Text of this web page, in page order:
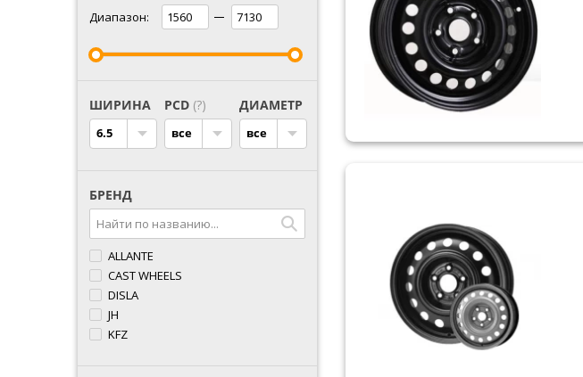
Диапазон:
ШИРИНА
6.5
PCD (?)
все
ДИАМЕТР
все
БРЕНД
ALLANTE
CAST WHEELS
DISLA
JH
KFZ